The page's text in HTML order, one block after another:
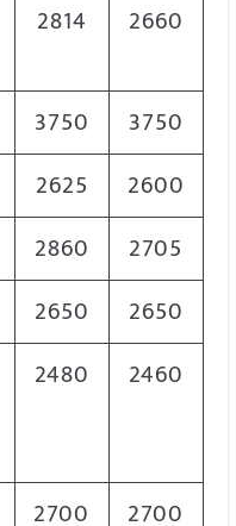
2814 2660
3750
3750
2625
2600
2860
2705
2650
2650
2480 2460
2700
2700